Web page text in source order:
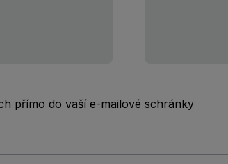
přímo do vaší e-mailové schránky